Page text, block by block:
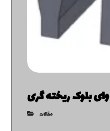
وای بلوک ریخته گری
مقالات